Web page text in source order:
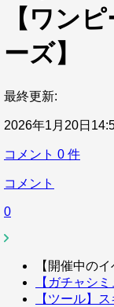
【ワン
ーズ】
最終更新:
2026年1月20日
コメント 0 件
コメント
0
【開催中の
【ガチャシ
【ツール】